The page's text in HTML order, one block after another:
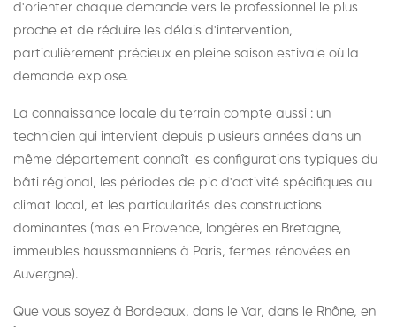
d'orienter chaque demande vers le professionnel le plus
proche et de réduire les délais d'intervention,
particulièrement précieux en pleine saison estivale où la
demande explose.
La connaissance locale du terrain compte aussi : un
technicien qui intervient depuis plusieurs années dans un
même département connaît les configurations typiques du
bâti régional, les périodes de pic d'activité spécifiques au
climat local, et les particularités des constructions
dominantes (mas en Provence, longères en Bretagne,
immeubles haussmanniens à Paris, fermes rénovées en
Auvergne).
Que vous soyez à Bordeaux, dans le Var, dans le Rhône, en